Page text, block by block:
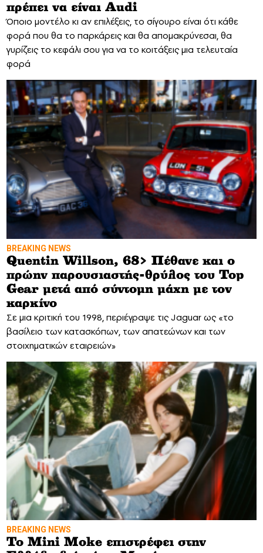
πρέπει να είναι Audi
Όποιο μοντέλο κι αν επιλέξεις, το σίγουρο είναι ότι κάθε
φορά που θα το παρκάρεις και θα απομακρύνεσαι, θα
γυρίζεις το κεφάλι σου για να το κοιτάξεις μια τελευταία
φορά
BREAKING NEWS
Quentin Willson, 68> Πέθανε και ο
πρώην παρουσιαστής-θρύλος του Top
Gear μετά από σύντομη μάχη με τον
καρκίνο
Σε μια κριτική του 1998, περιέγραψε τις Jaguar ως «το
βασίλειο των κατασκόπων, των απατεώνων και των
στοιχηματικών εταιρειών»
BREAKING NEWS
To Mini Moke επιστρέφει στην